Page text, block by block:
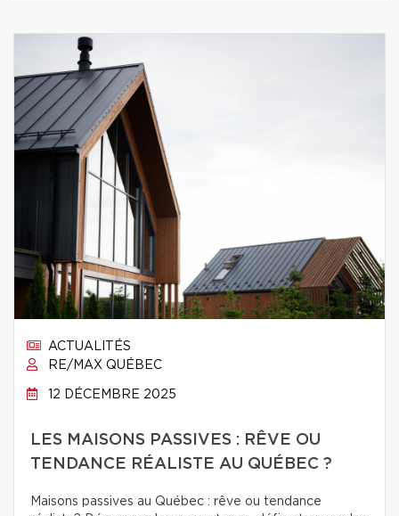
ACTUALITÉS
RE/MAX QUÉBEC
12 DÉCEMBRE 2025
LES MAISONS PASSIVES : RÊVE OU
TENDANCE RÉALISTE AU QUÉBEC ?
Maisons passives au Québec : rêve ou tendance